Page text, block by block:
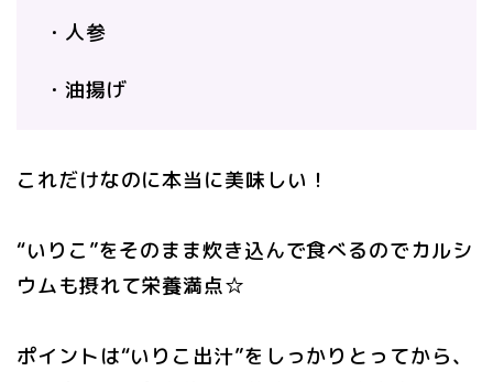
・人参
・油揚げ
これだけなのに本当に美味しい！
“いりこ”をそのまま炊き込んで食べるのでカルシ
ウムも摂れて栄養満点☆
ポイントは“いりこ出汁”をしっかりとってから、